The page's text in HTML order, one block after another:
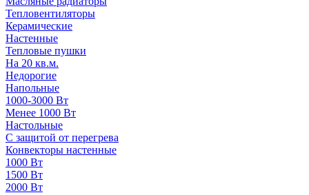
Тепловентиляторы
Керамические
Настенные
Тепловые пушки
На 20 кв.м.
Недорогие
Напольные
1000-3000 Вт
Менее 1000 Вт
Настольные
С защитой от перегрева
Конвекторы настенные
1000 Вт
1500 Вт
2000 Вт